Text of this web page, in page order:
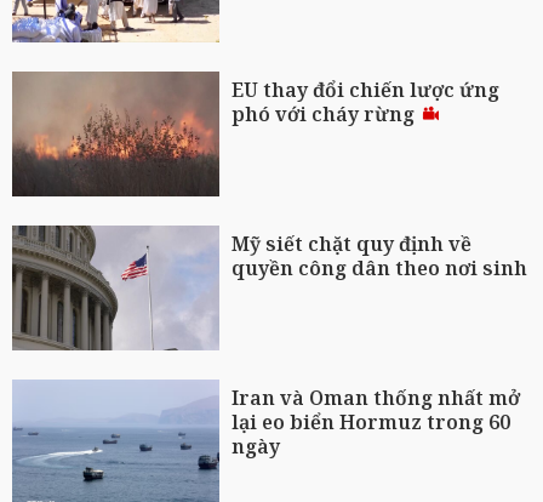
EU thay đổi chiến lược ứng
phó với cháy rừng
Mỹ siết chặt quy định về
quyền công dân theo nơi sinh
Iran và Oman thống nhất mở
lại eo biển Hormuz trong 60
ngày